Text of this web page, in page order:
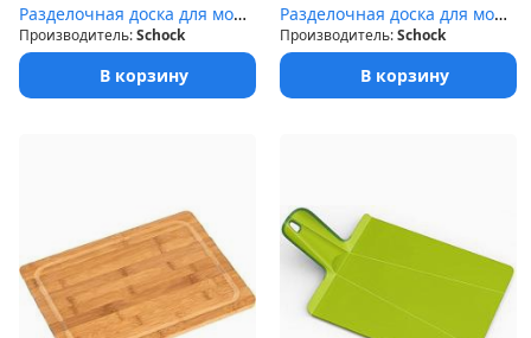
Разделочная доска для мойки Manhattan 40D; 45D дерево/бамбук
Производитель:Schock
В корзину
Разделочная доска для мойки Cambridge 60D дерево(бамбук)
Производитель:Schock
В корзину